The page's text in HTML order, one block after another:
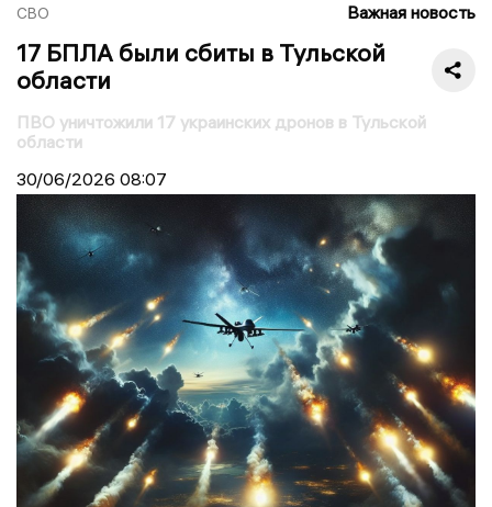
СВО Важная новость
17 БПЛА были сбиты в Тульской
области
ПВО уничтожили 17 украинских дронов в Тульской
области
30/06/2026 08:07